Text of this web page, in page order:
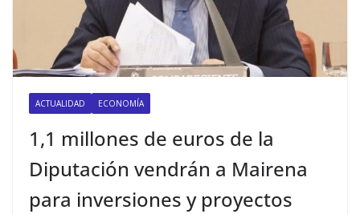
ACTUALIDAD ECONOMÍA
1,1 millones de euros de la
Diputación vendrán a Mairena
para inversiones y proyectos